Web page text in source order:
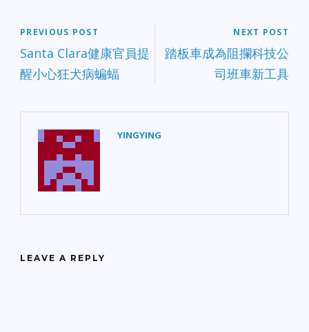
PREVIOUS POST
Santa Clara健康官員提
醒小心狂犬病蝙蝠
NEXT POST
踏板車成為阻攔科技公
司班車新工具
YINGYING
LEAVE A REPLY